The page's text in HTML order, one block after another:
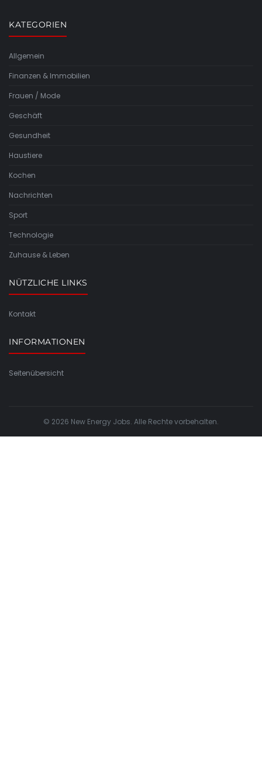
KATEGORIEN
Allgemein
Finanzen & Immobilien
Frauen / Mode
Geschäft
Gesundheit
Haustiere
Kochen
Nachrichten
Sport
Technologie
Zuhause & Leben
NÜTZLICHE LINKS
Kontakt
INFORMATIONEN
Seitenübersicht
© 2026 New Energy Jobs. Alle Rechte vorbehalten.